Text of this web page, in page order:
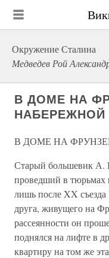
Окружение Сталина
Медведев Рой
В ДОМЕ НА
НАБЕРЕЖНОЙ
В ДОМЕ НА
Старый большевик А.
проведший в тюрьмах
лишь после XX
друга, живущего на
рассеянности он
поднялся на лифте в
квартиру на том же